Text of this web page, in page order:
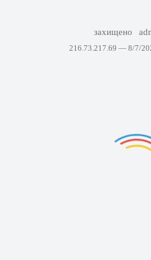
захищено
216.73.217.69 — 8/7/